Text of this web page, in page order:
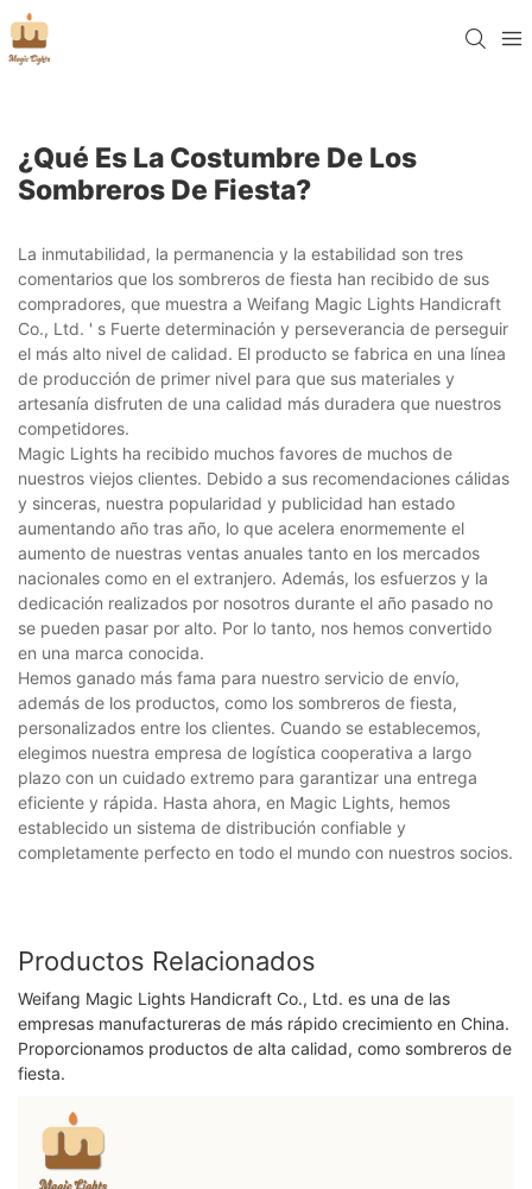
¿Qué Es La Costumbre De Los
Sombreros De Fiesta?
La inmutabilidad, la permanencia y la estabilidad son tres
comentarios que los sombreros de fiesta han recibido de sus
compradores, que muestra a Weifang Magic Lights Handicraft
Co., Ltd. ' s Fuerte determinación y perseverancia de perseguir
el más alto nivel de calidad. El producto se fabrica en una línea
de producción de primer nivel para que sus materiales y
artesanía disfruten de una calidad más duradera que nuestros
competidores.
Magic Lights ha recibido muchos favores de muchos de
nuestros viejos clientes. Debido a sus recomendaciones cálidas
y sinceras, nuestra popularidad y publicidad han estado
aumentando año tras año, lo que acelera enormemente el
aumento de nuestras ventas anuales tanto en los mercados
nacionales como en el extranjero. Además, los esfuerzos y la
dedicación realizados por nosotros durante el año pasado no
se pueden pasar por alto. Por lo tanto, nos hemos convertido
en una marca conocida.
Hemos ganado más fama para nuestro servicio de envío,
además de los productos, como los sombreros de fiesta,
personalizados entre los clientes. Cuando se establecemos,
elegimos nuestra empresa de logística cooperativa a largo
plazo con un cuidado extremo para garantizar una entrega
eficiente y rápida. Hasta ahora, en Magic Lights, hemos
establecido un sistema de distribución confiable y
completamente perfecto en todo el mundo con nuestros socios.
Productos Relacionados
Weifang Magic Lights Handicraft Co., Ltd. es una de las
empresas manufactureras de más rápido crecimiento en China.
Proporcionamos productos de alta calidad, como sombreros de
fiesta.